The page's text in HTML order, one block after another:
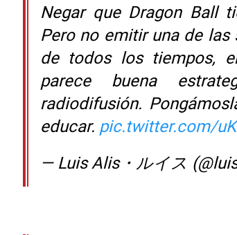
Negar que Dragon Ball
Pero no emitir una de
de todos los tiempos,
parece buena
radiodifusión.
educar. pic.twitter.com/
— Luis Alis・ルイス